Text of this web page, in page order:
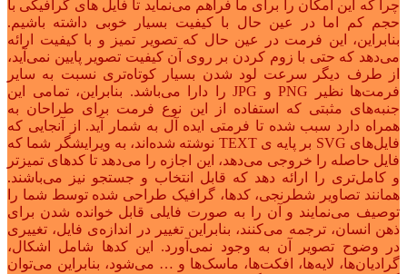
چرا که این امکان را برای ما فراهم می‌نماید تا فایل های گرافیکی با
حجم کم اما در عین حال با کیفیت بسیار خوبی داشته باشیم.
بنابراین، این فرمت در عین حال که تصویر تمیز و با کیفیت ارائه
می‌دهد که حتی با زوم کردن بر روی آن کیفیت تصویر پایین نمی‌آید،
از طرف دیگر سرعت لود شدن بسیار کوتاه‌تری نسبت به سایر
فرمت‌ها نظیر PNG و JPG را دارا می‌باشد. بنابراین، تمامی این
جنبه‌های مثبتی که استفاده از این نوع فرمت برای طراحان به
همراه دارد سبب شده تا فرمتی ایده آل به شمار آید. از آنجایی که
فایل‌های SVG بر پایه ی TEXT نوشته شده‌اند، به ویرایشگر شما که
فایل حاصله را خروجی می‌دهد، این اجازه را می‌دهد تا کدهای تمیزتر
و کامل‌تری را ارائه دهد که قابل انتخاب و جستجو نیز می‌باشند.
همانند تصاویر شطرنجی، کدها، گرافیک طراحی شده توسط شما را
توصیف می‌نمایند و آن را به صورت فایلی قابل خوانده شدن برای
ذهن انسان، ترجمه می‌کنند، بنابراین تغییر در اندازه‌ی فایل، تغییری
در وضوح تصویر آن به وجود نمی‌آورد. این کدها شامل اشکال،
گرادیان‌ها، لایه‌ها، افکت‌ها، ماسک‌ها و … می‌شود، بنابراین می‌توان